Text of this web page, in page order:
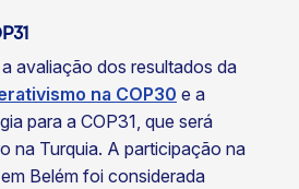
avaliação dos resultados da
na COP30 e a
para a COP31, que será
na Turquia. A participação na
Belém foi considerada